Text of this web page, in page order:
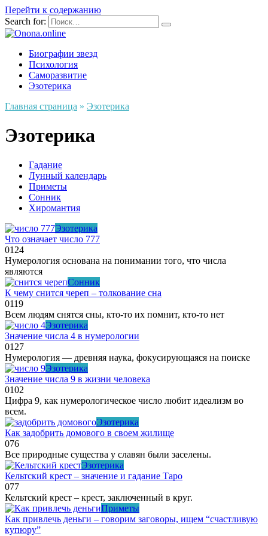
Перейти к содержанию
Search for:
Биографии звезд
Психология
Саморазвитие
Эзотерика
Главная страница » Эзотерика
Эзотерика
Гадание
Лунный календарь
Приметы
Сонник
Хиромантия
Эзотерика
Что означает число 777
0124
Нумерология основана на понимании того, что числа
являются
Сонник
К чему снится череп – толкование сна
0119
Всем людям снятся сны, кто-то их помнит, кто-то нет
Эзотерика
Значение числа 4 в нумерологии
0127
Нумерология — древняя наука, фокусирующаяся на поиске
Эзотерика
Значение числа 9 в жизни человека
0102
Цифра 9, как нумерологическое число любит идеализм во
всем.
Эзотерика
Как задобрить домового в своем жилище
076
Все природные существа у славян были заселены.
Эзотерика
Кельтский крест – значение и гадание Таро
077
Кельтский крест – крест, заключенный в круг.
Приметы
Как привлечь деньги – говорим заговоры, ищем “счастливую
купюру”